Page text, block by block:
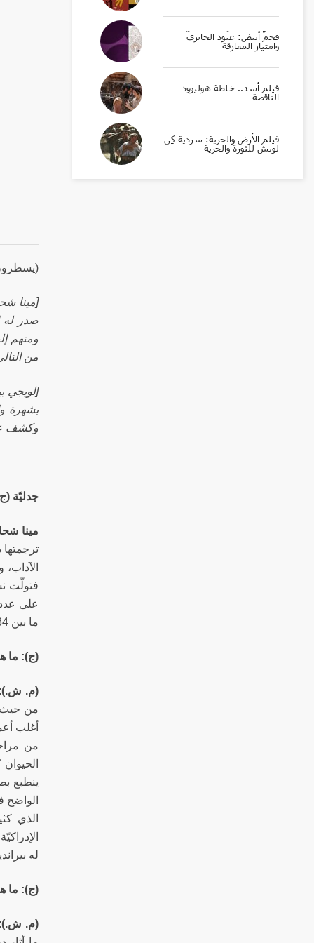
(يسطرون
صدر له
ومنهم
من
بشهرة
وكشف عن
جدليّة
مينا
فتولّت
على
ما بين 1884 و1936، ويحوي ما يقرب من 246 قصة.
(ج): ما
(م. ش.)
من حيث
أغلب
من
ينطبع
الواضح
الذي
له
(ج): ما
(م. ش.)
فحمٌ أبيض: عبّود الجابريّ
وامتياز المفارقة
فيلم أسد.. خلطة هوليوود
الناقصة
فيلم الأرض والحرية: سردية كِن
لوتش للثورة والحرية